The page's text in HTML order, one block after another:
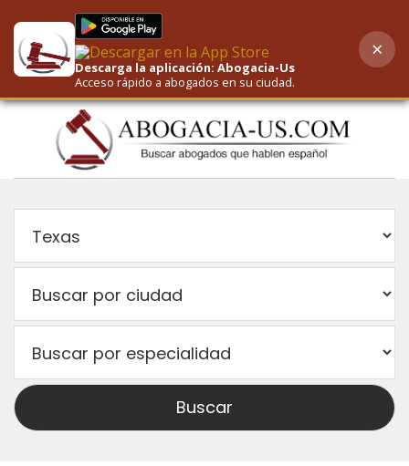
AI-Powered Search
Descarga la aplicación: Abogacia-Us
Acceso rápido a abogados en su ciudad.
×